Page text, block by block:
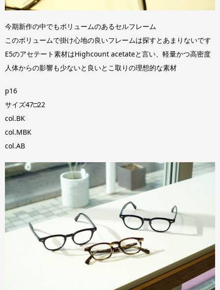
今期新作の中でもボリュームのあるセルフレーム
このボリュームで掛け心地の良いフレームは探すとあまりないです
E5のアセテート素材はHighcount acetateと言い、軽量かつ高密度
人体からの影響も少ないと良いとこ取りの理想的な素材
p16
サイズ47□22
col.BK
col.MBK
col.AB